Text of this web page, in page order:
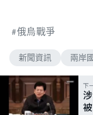
俄烏戰爭
新聞資訊 兩岸
下